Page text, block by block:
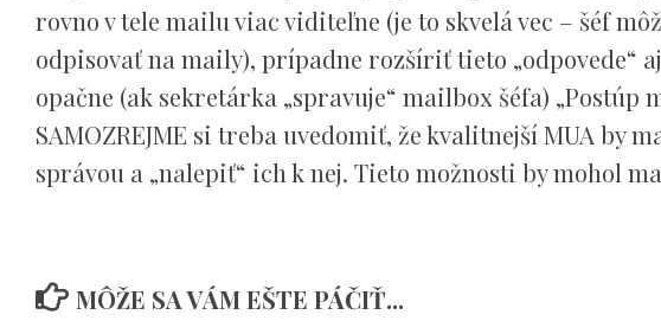
rovno v tele mailu viac viditeľne (je to skvelá vec – šéf
odpisovať na maily), prípadne rozšíriť tieto „odpovede“
opačne (ak sekretárka „spravuje“ mailbox šéfa) „Postúp
SAMOZREJME si treba uvedomiť, že kvalitnejší MUA by
správou a „nalepiť“ ich k nej. Tieto možnosti by mohol
MÔŽE SA VÁM EŠTE PÁČIŤ...